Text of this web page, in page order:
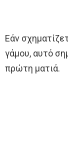
Εάν
γάμου, αυτό
πρώτη ματιά.